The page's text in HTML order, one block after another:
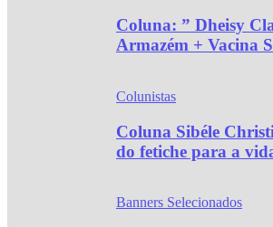
Coluna: ” Dheisy
Armazém + Vacina
Colunistas
Coluna Sibéle
do fetiche para a
Banners Selecionados